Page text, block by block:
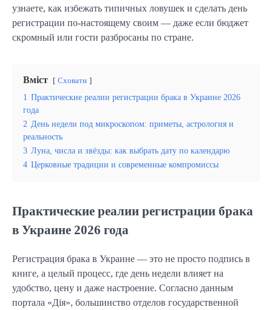
узнаете, как избежать типичных ловушек и сделать день
регистрации по-настоящему своим — даже если бюджет
скромный или гости разбросаны по стране.
Вміст Сховати
1 Практические реалии регистрации брака в Украине 2026
года
2 День недели под микроскопом: приметы, астрология и
реальность
3 Луна, числа и звёзды: как выбрать дату по календарю
4 Церковные традиции и современные компромиссы
Практические реалии регистрации брака
в Украине 2026 года
Регистрация брака в Украине — это не просто подпись в
книге, а целый процесс, где день недели влияет на
удобство, цену и даже настроение. Согласно данным
портала «Дія», большинство отделов государственной